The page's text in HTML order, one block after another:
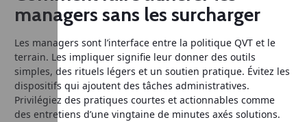
managers sans les surcharger
Les managers sont l’interface entre la politique QVT et le
terrain. Les impliquer signifie leur donner des outils
simples, des rituels légers et un soutien pratique. Évitez les
dispositifs qui ajoutent des tâches administratives.
Privilégiez des pratiques courtes et actionnables comme
des entretiens d’une vingtaine de minutes axés solutions.